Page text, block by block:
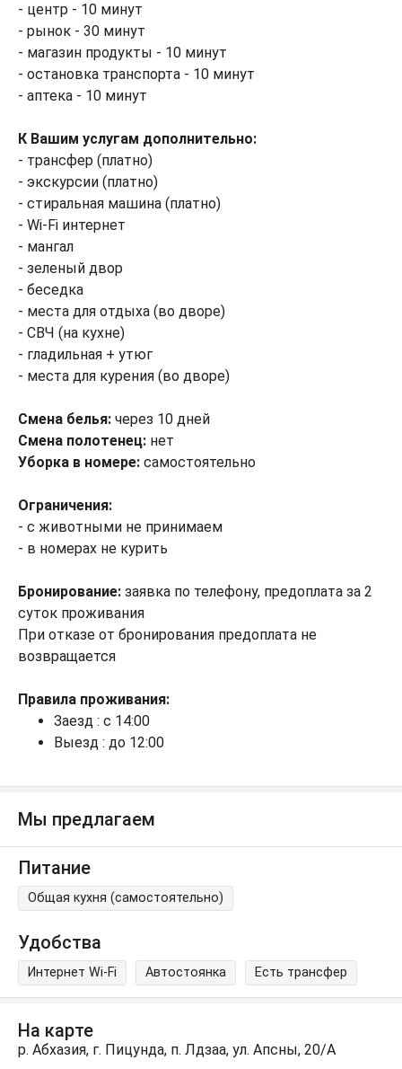
- центр - 10 минут
- рынок - 30 минут
- магазин продукты - 10 минут
- остановка транспорта - 10 минут
- аптека - 10 минут
К Вашим услугам дополнительно:
- трансфер (платно)
- экскурсии (платно)
- стиральная машина (платно)
- Wi-Fi интернет
- мангал
- зеленый двор
- беседка
- места для отдыха (во дворе)
- СВЧ (на кухне)
- гладильная + утюг
- места для курения (во дворе)
Смена белья: через 10 дней
Смена полотенец: нет
Уборка в номере: самостоятельно
Ограничения:
- с животными не принимаем
- в номерах не курить
Бронирование: заявка по телефону, предоплата за 2
суток проживания
При отказе от бронирования предоплата не
возвращается
Правила проживания:
Заезд : с 14:00
Выезд : до 12:00
Мы предлагаем
Питание
Общая кухня (самостоятельно)
Удобства
Интернет Wi-Fi Автостоянка Есть трансфер
На карте
р. Абхазия, г. Пицунда, п. Лдзаа, ул. Апсны, 20/А